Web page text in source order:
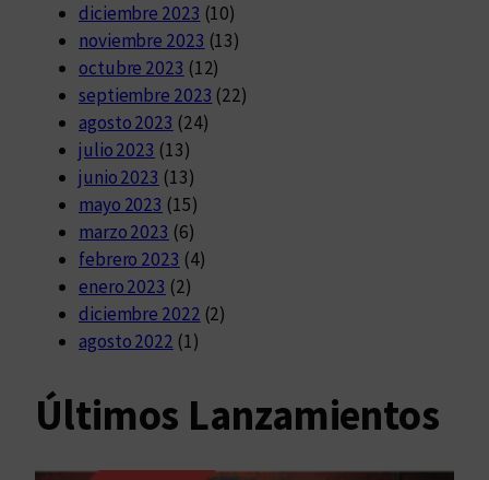
diciembre 2023 (10)
noviembre 2023 (13)
octubre 2023 (12)
septiembre 2023 (22)
agosto 2023 (24)
julio 2023 (13)
junio 2023 (13)
mayo 2023 (15)
marzo 2023 (6)
febrero 2023 (4)
enero 2023 (2)
diciembre 2022 (2)
agosto 2022 (1)
Últimos Lanzamientos